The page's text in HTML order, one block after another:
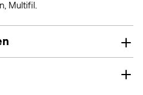
Multifil.